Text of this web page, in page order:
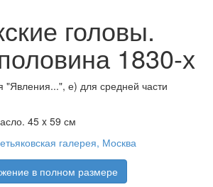
головы.
1830-х
"Явления...", е) для средней части
45 x 59 см
галерея, Москва
в полном размере